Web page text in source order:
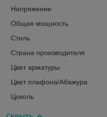
Напряжение
Общая мощность
Стиль
Страна производителя
Цвет арматуры
Цвет плафона/Абажура
Цоколь